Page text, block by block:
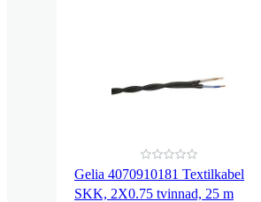
Gelia 4070910181 Textilkabel
SKK, 2X0.75 tvinnad, 25 m